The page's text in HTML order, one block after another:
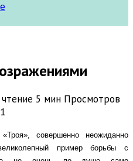
5 мин Просмотров
совершенно неожиданно
пример борьбы с